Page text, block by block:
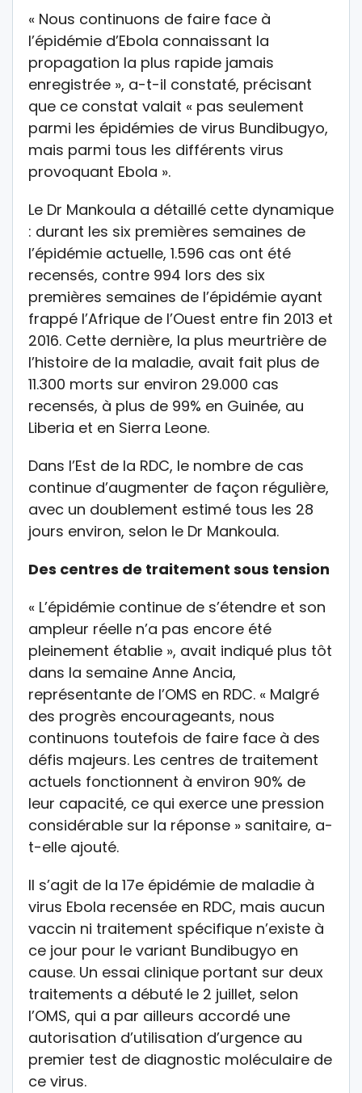
« Nous continuons de faire face à
l’épidémie d’Ebola connaissant la
propagation la plus rapide jamais
enregistrée », a-t-il constaté, précisant
que ce constat valait « pas seulement
parmi les épidémies de virus Bundibugyo,
mais parmi tous les différents virus
provoquant Ebola ».
Le Dr Mankoula a détaillé cette dynamique
: durant les six premières semaines de
l’épidémie actuelle, 1.596 cas ont été
recensés, contre 994 lors des six
premières semaines de l’épidémie ayant
frappé l’Afrique de l’Ouest entre fin 2013 et
2016. Cette dernière, la plus meurtrière de
l’histoire de la maladie, avait fait plus de
11.300 morts sur environ 29.000 cas
recensés, à plus de 99% en Guinée, au
Liberia et en Sierra Leone.
Dans l’Est de la RDC, le nombre de cas
continue d’augmenter de façon régulière,
avec un doublement estimé tous les 28
jours environ, selon le Dr Mankoula.
Des centres de traitement sous tension
« L’épidémie continue de s’étendre et son
ampleur réelle n’a pas encore été
pleinement établie », avait indiqué plus tôt
dans la semaine Anne Ancia,
représentante de l’OMS en RDC. « Malgré
des progrès encourageants, nous
continuons toutefois de faire face à des
défis majeurs. Les centres de traitement
actuels fonctionnent à environ 90% de
leur capacité, ce qui exerce une pression
considérable sur la réponse » sanitaire, a-
t-elle ajouté.
Il s’agit de la 17e épidémie de maladie à
virus Ebola recensée en RDC, mais aucun
vaccin ni traitement spécifique n’existe à
ce jour pour le variant Bundibugyo en
cause. Un essai clinique portant sur deux
traitements a débuté le 2 juillet, selon
l’OMS, qui a par ailleurs accordé une
autorisation d’utilisation d’urgence au
premier test de diagnostic moléculaire de
ce virus.